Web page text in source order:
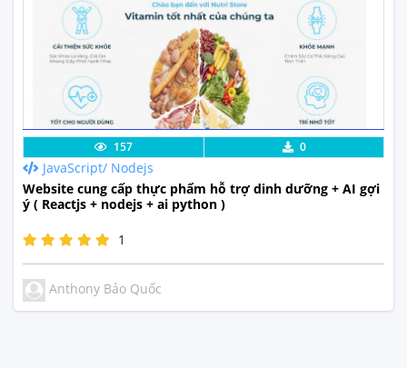
Lưu code Xem Thực Tế
157 0
JavaScript/ Nodejs
Website cung cấp thực phẩm hỗ trợ dinh dưỡng + AI gợi
ý ( Reactjs + nodejs + ai python )
1
Anthony Bảo Quốc